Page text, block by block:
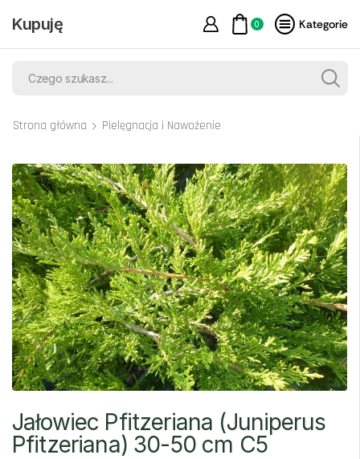
Kupuję 0 Kategorie
Strona główna Pielęgnacja i Nawożenie
Jałowiec Pfitzeriana (Juniperus
Pfitzeriana) 30-50 cm C5